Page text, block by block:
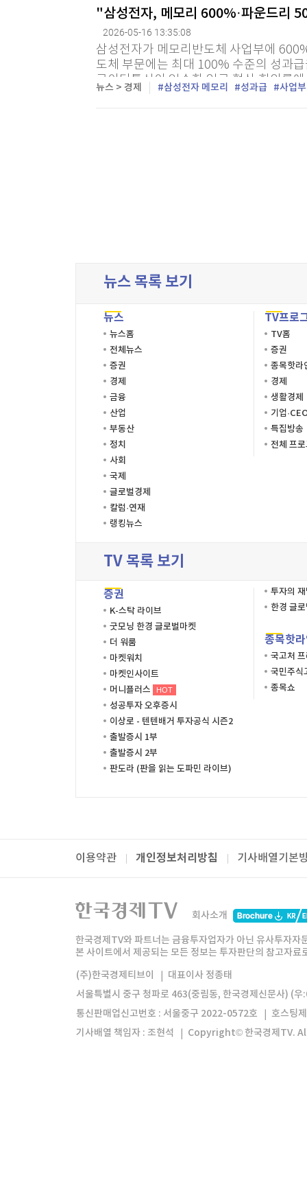
"삼성전자, 메모리 600%·파운드리
2026-05-16 13:35:08
삼성전자가 메모리반도체 사업부에
도체 부문에는 최대 100% 수준의 성과
로이터통신이 입수한 임금 협상 회의록
솔루션(DS) 부문 메모리 사업부 직원들
뉴스 > 경제 삼성전자 메모리 성과급 사업부
뉴스 목록 보기
뉴스
뉴스홈
전체뉴스
증권
경제
금융
산업
부동산
정치
사회
국제
글로벌경제
칼럼·연재
랭킹뉴스
TV프로
TV홈
증권
종목핫라
경제
생활경제
기업
특집방송
전체 프
TV 목록 보기
증권
K-스탁 라이브
굿모닝 한경 글로벌마켓
더 워룸
마켓워치
마켓인사이트
머니플러스
HOT
성공투자 오후증시
이상로 - 텐텐배거 투자공식 시즌2
출발증시 1부
출발증시 2부
판도라 (판을 읽는 도파민 라이브)
투자의
한경 글
종목핫
국고처
국민주식
종목쇼
이용약관 개인정보처리방침 기사배열기본
패밀리사이트
한국경제TV
한경미디어그룹 한국경제신문 한국경제
모바일앱 한국경제TV앱
회사소개
한국경제TV와 파트너는 금융투자업자가 아닌 유사투자
본 사이트에서 제공되는 모든 정보는 투자판단의 참고자
(주)한국경제티브이
대표이사 정종태
서울특별시 중구 청파로 463(중림동, 한국경제신문사) (
통신판매업신고번호 : 서울중구 2022-0572호
호스팅
기사배열 책임자 : 조현석
Copyright© 한국경제TV.